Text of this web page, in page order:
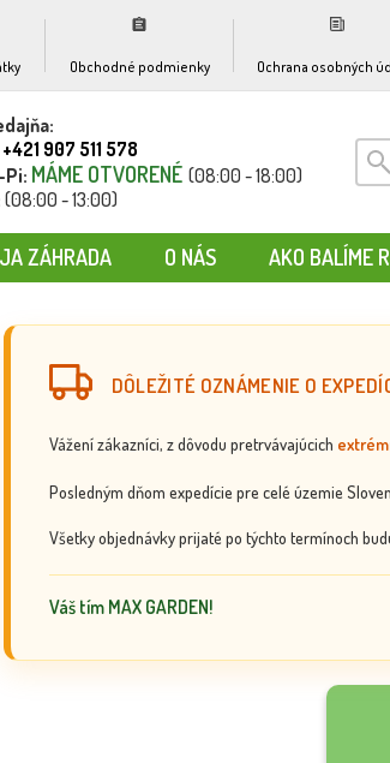
Obchodné podmienky Ochrana osobných
+421 907 511 578
Pi: MÁME OTVORENÉ (08:00 - 18:00)
(08:00 - 13:00)
ZÁHRADA O NÁS AKO BALÍME
DÔLEŽITÉ OZNÁMENIE O
Vážení zákazníci, z dôvodu pretrvávajúcich
Posledným dňom expedície pre celé územie
Všetky objednávky prijaté po týchto termínoch
Váš tím MAX GARDEN!